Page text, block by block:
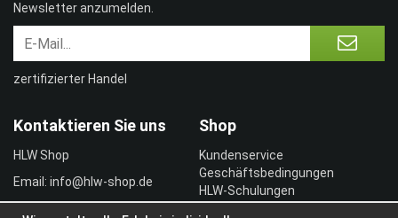
Kontaktieren Sie uns
HLW Shop
Email: info@hlw-shop.de
Shop
Kundenservice
Geschäftsbedingungen
HLW-Schulungen
Newsletter anzumelden.
zertifizierter Handel